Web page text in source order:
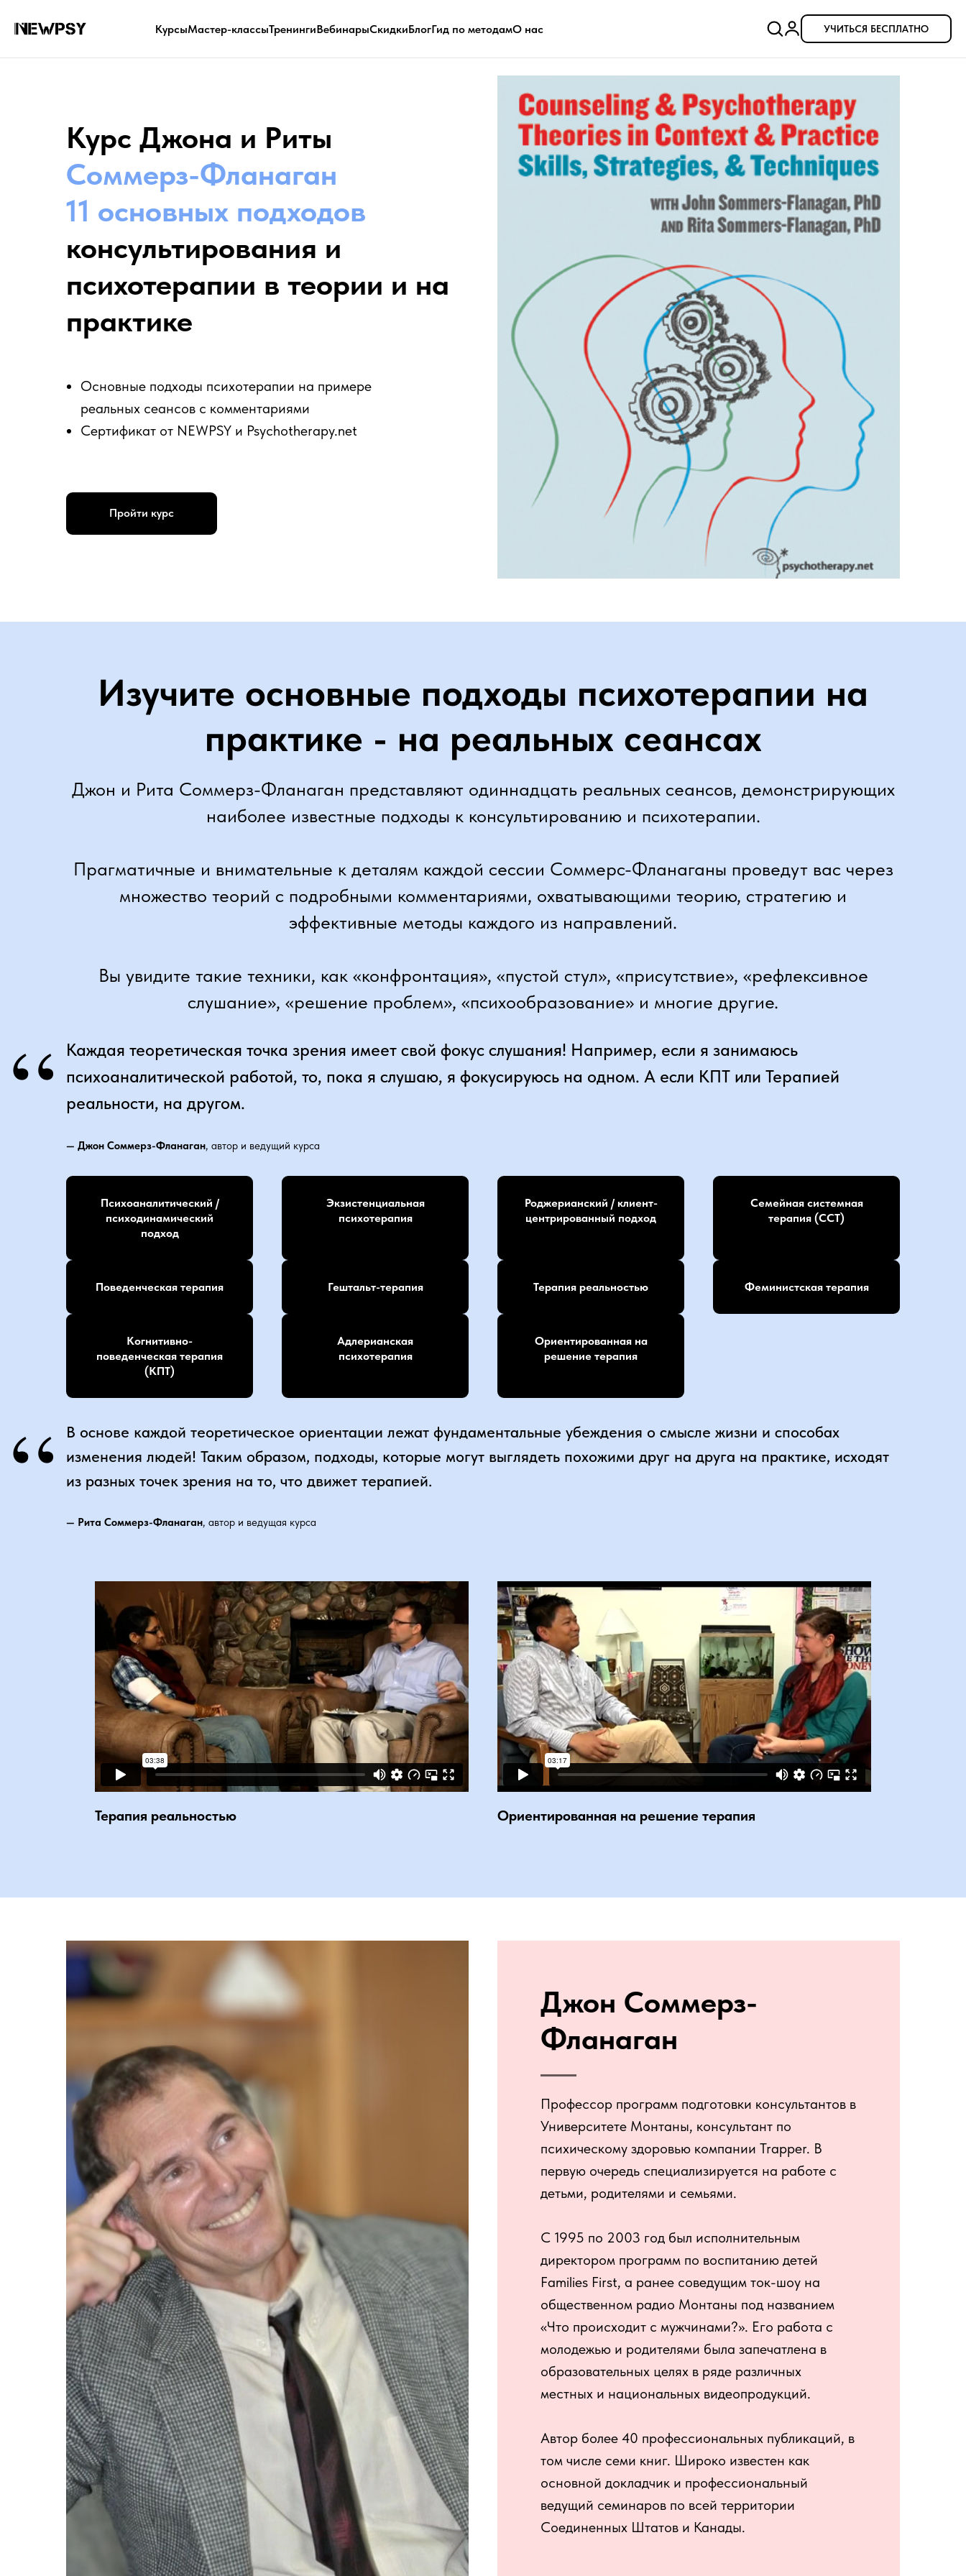
КурсыМастер-классыТренингиВебинарыСкидкиБлогГид по методамО нас УЧИТЬСЯ БЕСПЛАТНО
Курс Джона и Риты
Соммерз-Фланаган
11 основных подходов
консультирования и
психотерапии в теории и на
практике
Основные подходы психотерапии на примере
реальных сеансов с комментариями
Сертификат от NEWPSY и Psychotherapy.net
Пройти курс
Изучите основные подходы психотерапии на
практике - на реальных сеансах
Джон и Рита Соммерз-Фланаган представляют одиннадцать реальных сеансов, демонстрирующих
наиболее известные подходы к консультированию и психотерапии.
Прагматичные и внимательные к деталям каждой сессии Соммерс-Фланаганы проведут вас через
множество теорий с подробными комментариями, охватывающими теорию, стратегию и
эффективные методы каждого из направлений.
Вы увидите такие техники, как «конфронтация», «пустой стул», «присутствие», «рефлексивное
слушание», «решение проблем», «психообразование» и многие другие.
“
Каждая теоретическая точка зрения имеет свой фокус слушания! Например, если я занимаюсь
психоаналитической работой, то, пока я слушаю, я фокусируюсь на одном. А если КПТ или Терапией
реальности, на другом.
— Джон Соммерз-Фланаган, автор и ведущий курса
Психоаналитический /
психодинамический
подход
Экзистенциальная
психотерапия
Роджерианский / клиент-
центрированный подход
Семейная системная
терапия (ССТ)
Поведенческая терапия Гештальт-терапия Терапия реальностью Феминистская терапия
Когнитивно-
поведенческая терапия
(КПТ)
Адлерианская
психотерапия
Ориентированная на
решение терапия
“
В основе каждой теоретическое ориентации лежат фундаментальные убеждения о смысле жизни и способах
изменения людей! Таким образом, подходы, которые могут выглядеть похожими друг на друга на практике, исходят
из разных точек зрения на то, что движет терапией.
— Рита Соммерз-Фланаган, автор и ведущая курса
Терапия реальностью Ориентированная на решение терапия
Джон Соммерз-
Фланаган
Профессор программ подготовки консультантов в
Университете Монтаны, консультант по
психическому здоровью компании Trapper. В
первую очередь специализируется на работе с
детьми, родителями и семьями.
С 1995 по 2003 год был исполнительным
директором программ по воспитанию детей
Families First, а ранее соведущим ток-шоу на
общественном радио Монтаны под названием
«Что происходит с мужчинами?». Его работа с
молодежью и родителями была запечатлена в
образовательных целях в ряде различных
местных и национальных видеопродукций.
Автор более 40 профессиональных публикаций, в
том числе семи книг. Широко известен как
основной докладчик и профессиональный
ведущий семинаров по всей территории
Соединенных Штатов и Канады.